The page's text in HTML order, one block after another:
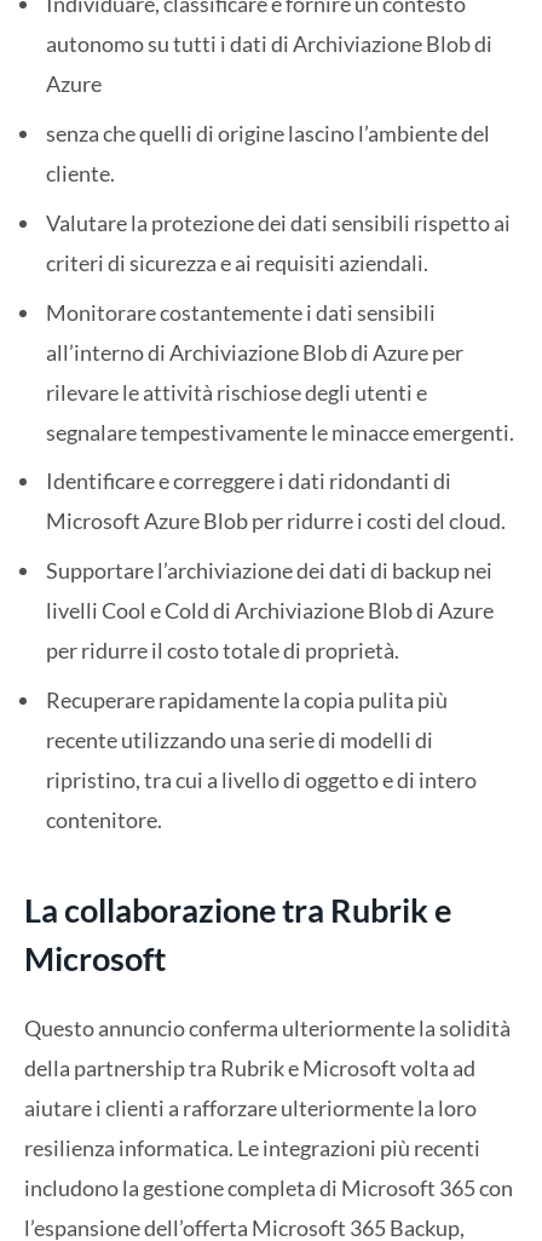
autonomo su tutti i dati di Archiviazione Blob di
Azure
senza che quelli di origine lascino l’ambiente del
cliente.
Valutare la protezione dei dati sensibili rispetto ai
criteri di sicurezza e ai requisiti aziendali.
Monitorare costantemente i dati sensibili
all’interno di Archiviazione Blob di Azure per
rilevare le attività rischiose degli utenti e
segnalare tempestivamente le minacce emergenti.
Identificare e correggere i dati ridondanti di
Microsoft Azure Blob per ridurre i costi del cloud.
Supportare l’archiviazione dei dati di backup nei
livelli Cool e Cold di Archiviazione Blob di Azure
per ridurre il costo totale di proprietà.
Recuperare rapidamente la copia pulita più
recente utilizzando una serie di modelli di
ripristino, tra cui a livello di oggetto e di intero
contenitore.
La collaborazione tra Rubrik e
Microsoft
Questo annuncio conferma ulteriormente la solidità
della partnership tra Rubrik e Microsoft volta ad
aiutare i clienti a rafforzare ulteriormente la loro
resilienza informatica. Le integrazioni più recenti
includono la gestione completa di Microsoft 365 con
l’espansione dell’offerta Microsoft 365 Backup,